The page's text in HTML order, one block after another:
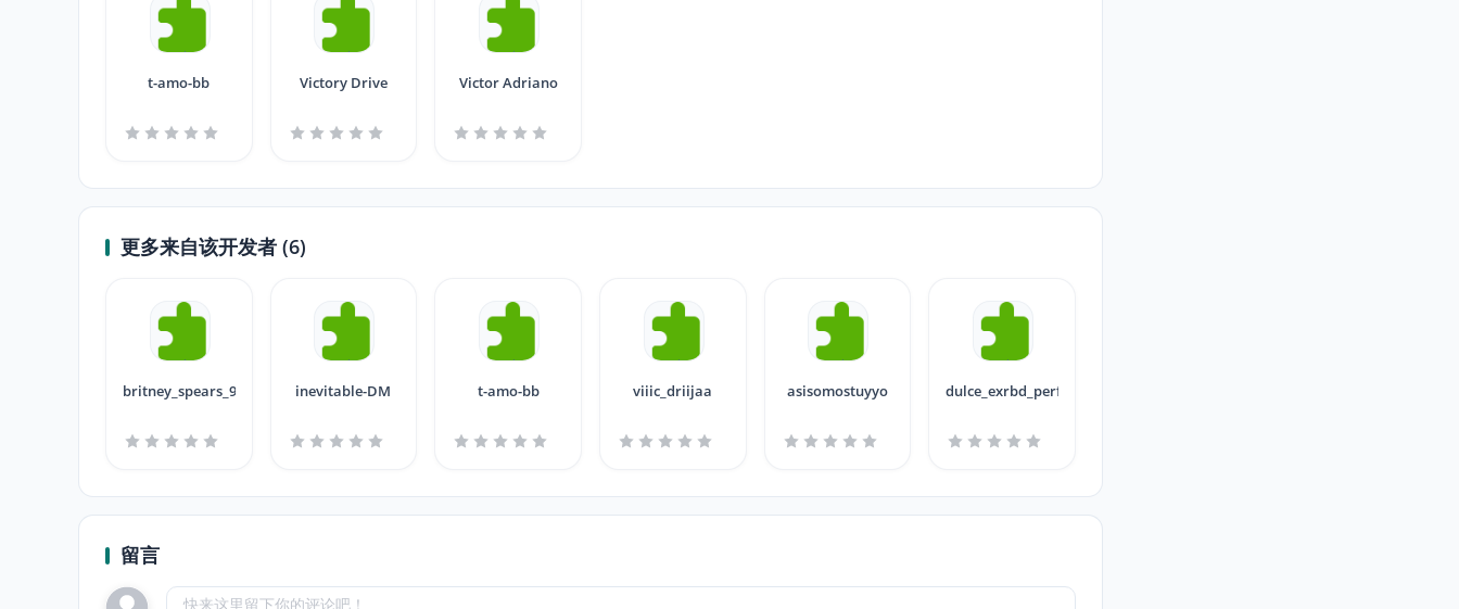
t-amo-bb Victory Drive Victor Adriano
更多来自该开发者 (6)
britney_spears_98 inevitable-DM t-amo-bb viiic_driijaa asisomostuyyo dulce_exrbd_perfect
留言